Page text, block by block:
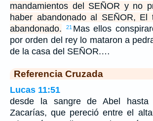
mandamientos del SEÑOR y no
haber abandonado al SEÑOR, El
abandonado.
21 Mas ellos
por orden del rey lo mataron a
de la casa del SEÑOR.…
Referencia Cruzada
Lucas 11:51
desde la sangre de Abel
Zacarías, que pereció entre el